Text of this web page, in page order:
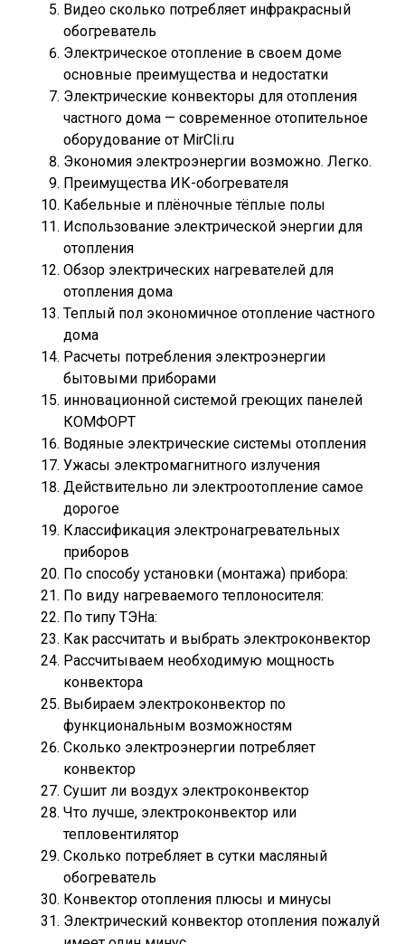
Видео сколько потребляет инфракрасный
обогреватель
Электрическое отопление в своем доме
основные преимущества и недостатки
Электрические конвекторы для отопления
частного дома — современное отопительное
оборудование от MirCli.ru
Экономия электроэнергии возможно. Легко.
Преимущества ИК-обогревателя
Кабельные и плёночные тёплые полы
Использование электрической энергии для
отопления
Обзор электрических нагревателей для
отопления дома
Теплый пол экономичное отопление частного
дома
Расчеты потребления электроэнергии
бытовыми приборами
инновационной системой греющих панелей
КОМФОРТ
Водяные электрические системы отопления
Ужасы электромагнитного излучения
Действительно ли электроотопление самое
дорогое
Классификация электронагревательных
приборов
По способу установки (монтажа) прибора:
По виду нагреваемого теплоносителя:
По типу ТЭНа:
Как рассчитать и выбрать электроконвектор
Рассчитываем необходимую мощность
конвектора
Выбираем электроконвектор по
функциональным возможностям
Сколько электроэнергии потребляет
конвектор
Сушит ли воздух электроконвектор
Что лучше, электроконвектор или
тепловентилятор
Сколько потребляет в сутки масляный
обогреватель
Конвектор отопления плюсы и минусы
Электрический конвектор отопления пожалуй